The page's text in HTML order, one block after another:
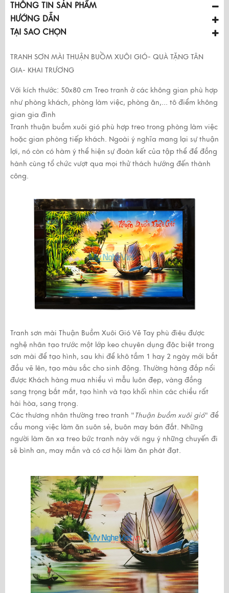
THÔNG TIN SẢN PHẨM
HƯỚNG DẪN
TẠI SAO CHỌN
TRANH SƠN MÀI THUẬN BUỒM XUÔI GIÓ- QUÀ TẶNG TÂN
GIA- KHAI TRƯƠNG
Với kích thước: 50x80 cm Treo tranh ở các không gian phù hợp
như phòng khách, phòng làm việc, phòng ăn,... tô điểm không
gian gia đình
Tranh thuận buồm xuôi gió phù hợp treo trong phòng làm việc
hoặc gian phòng tiếp khách. Ngoài ý nghĩa mang lại sự thuận
lợi, nó còn có hàm ý thể hiện sự đoàn kết của tập thể để đồng
hành cùng tổ chức vượt qua mọi thử thách hướng đến thành
công.
Tranh sơn mài Thuận Buồm Xuôi Gió Vẽ Tay phù điêu được
nghệ nhân tạo trước một lớp keo chuyên dụng đặc biệt trong
sơn mài để tạo hình, sau khi để khô tầm 1 hay 2 ngày mới bắt
đầu vẽ lên, tạo màu sắc cho sinh động. Thường hàng đắp nổi
được Khách hàng mua nhiều vì mẫu luôn đẹp, vàng đồng
sang trọng bắt mắt, tạo hình và tạo khối nhìn các chiều rất
hài hòa, sang trọng.
Các thương nhân thường treo tranh "Thuận buồm xuôi gió" để
cầu mong việc làm ăn suôn sẻ, buôn may bán đắt. Những
người làm ăn xa treo bức tranh này với ngụ ý những chuyến đi
sẽ bình an, may mắn và có cơ hội làm ăn phát đạt.